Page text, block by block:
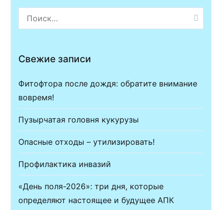
Найти:
Свежие записи
Фитофтора после дождя: обратите внимание
вовремя!
Пузырчатая головня кукурузы
Опасные отходы – утилизировать!
Профилактика инвазий
«День поля-2026»: три дня, которые
определяют настоящее и будущее АПК